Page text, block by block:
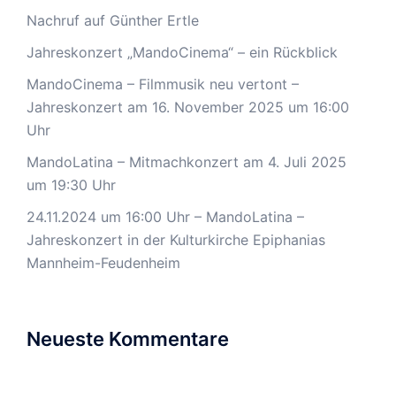
Nachruf auf Günther Ertle
Jahreskonzert „MandoCinema“ – ein Rückblick
MandoCinema – Filmmusik neu vertont –
Jahreskonzert am 16. November 2025 um 16:00
Uhr
MandoLatina – Mitmachkonzert am 4. Juli 2025
um 19:30 Uhr
24.11.2024 um 16:00 Uhr – MandoLatina –
Jahreskonzert in der Kulturkirche Epiphanias
Mannheim-Feudenheim
Neueste Kommentare